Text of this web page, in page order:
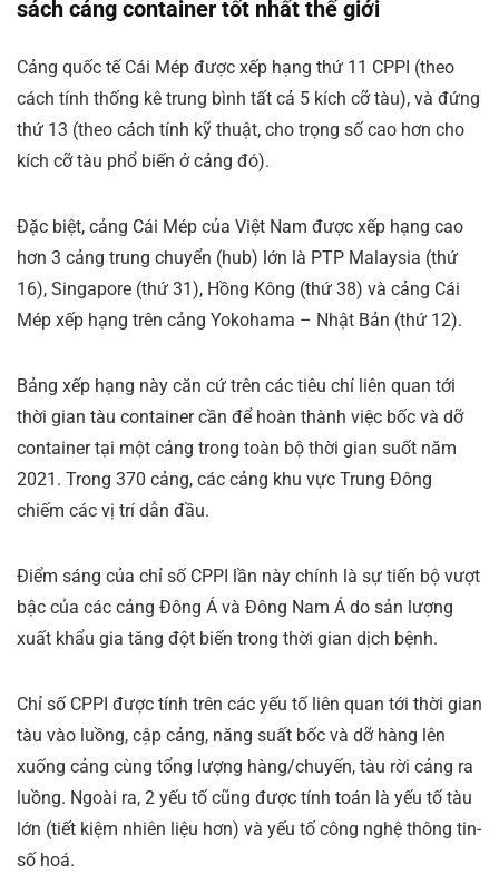
sách cảng container tốt nhất thế giới
Cảng quốc tế Cái Mép được xếp hạng thứ 11 CPPI (theo
cách tính thống kê trung bình tất cả 5 kích cỡ tàu), và đứng
thứ 13 (theo cách tính kỹ thuật, cho trọng số cao hơn cho
kích cỡ tàu phổ biến ở cảng đó).
Đặc biệt, cảng Cái Mép của Việt Nam được xếp hạng cao
hơn 3 cảng trung chuyển (hub) lớn là PTP Malaysia (thứ
16), Singapore (thứ 31), Hồng Kông (thứ 38) và cảng Cái
Mép xếp hạng trên cảng Yokohama – Nhật Bản (thứ 12).
Bảng xếp hạng này căn cứ trên các tiêu chí liên quan tới
thời gian tàu container cần để hoàn thành việc bốc và dỡ
container tại một cảng trong toàn bộ thời gian suốt năm
2021. Trong 370 cảng, các cảng khu vực Trung Đông
chiếm các vị trí dẫn đầu.
Điểm sáng của chỉ số CPPI lần này chính là sự tiến bộ vượt
bậc của các cảng Đông Á và Đông Nam Á do sản lượng
xuất khẩu gia tăng đột biến trong thời gian dịch bệnh.
Chỉ số CPPI được tính trên các yếu tố liên quan tới thời gian
tàu vào luồng, cập cảng, năng suất bốc và dỡ hàng lên
xuống cảng cùng tổng lượng hàng/chuyến, tàu rời cảng ra
luồng. Ngoài ra, 2 yếu tố cũng được tính toán là yếu tố tàu
lớn (tiết kiệm nhiên liệu hơn) và yếu tố công nghệ thông tin-
số hoá.